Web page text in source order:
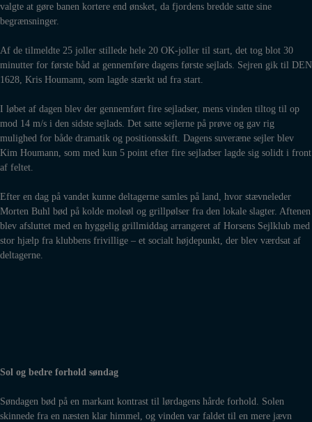
valgte at gøre banen kortere end ønsket, da fjordens bredde satte sine
begrænsninger.
Af de tilmeldte 25 joller stillede hele 20 OK-joller til start, det tog blot 30
minutter for første båd at gennemføre dagens første sejlads. Sejren gik til DEN
1628, Kris Houmann, som lagde stærkt ud fra start.
I løbet af dagen blev der gennemført fire sejladser, mens vinden tiltog til op
mod 14 m/s i den sidste sejlads. Det satte sejlerne på prøve og gav rig
mulighed for både dramatik og positionsskift. Dagens suveræne sejler blev
Kim Houmann, som med kun 5 point efter fire sejladser lagde sig solidt i front
af feltet.
Efter en dag på vandet kunne deltagerne samles på land, hvor stævneleder
Morten Buhl bød på kolde moleøl og grillpølser fra den lokale slagter. Aftenen
blev afsluttet med en hyggelig grillmiddag arrangeret af Horsens Sejlklub med
stor hjælp fra klubbens frivillige – et socialt højdepunkt, der blev værdsat af
deltagerne.
Sol og bedre forhold søndag
Søndagen bød på en markant kontrast til lørdagens hårde forhold. Solen
skinnede fra en næsten klar himmel, og vinden var faldet til en mere jævn